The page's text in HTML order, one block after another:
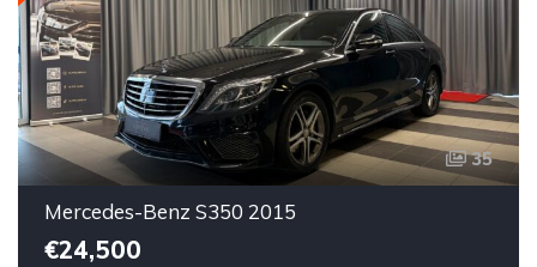
35
Mercedes-Benz S350 2015
€24,500